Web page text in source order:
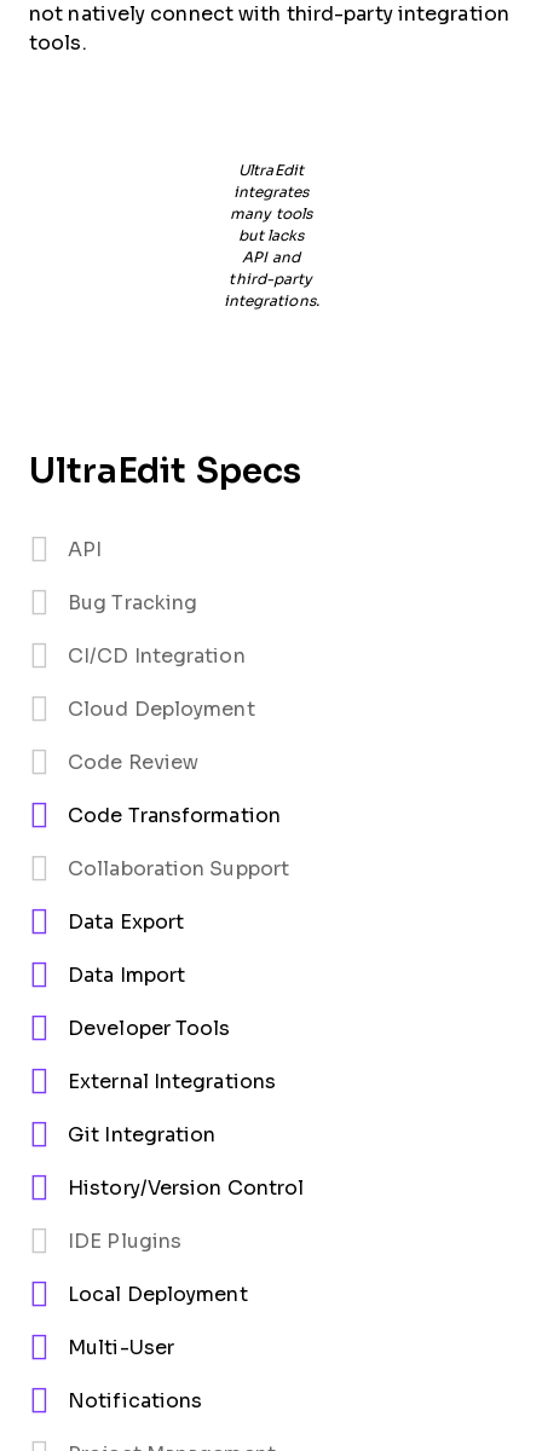
not natively connect with third-party integration
tools.
UltraEdit
integrates
many tools
but lacks
API and
third-party
integrations.
UltraEdit Specs
API
Bug Tracking
CI/CD Integration
Cloud Deployment
Code Review
Code Transformation
Collaboration Support
Data Export
Data Import
Developer Tools
External Integrations
Git Integration
History/Version Control
IDE Plugins
Local Deployment
Multi-User
Notifications